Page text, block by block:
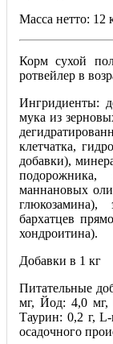
Масса нетто: 12
Корм сухой
ротвейлер в
Ингридиенты:
мука из
клетчатка,
добавки),
подорожника,
мaннановых
глюкозамина),
бархатцев
хондроитина).
Добавки в 1 кг
Питательные
мг, Йод: 4,0 мг,
Таурин: 0,2 г,
осадочного